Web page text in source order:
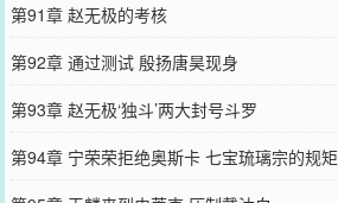
第91章 赵无极的考核
第92章 通过测试 殷扬唐昊现身
第93章 赵无极‘独斗’两大封号斗罗
第94章 宁荣荣拒绝奥斯卡 七宝琉璃宗的规矩